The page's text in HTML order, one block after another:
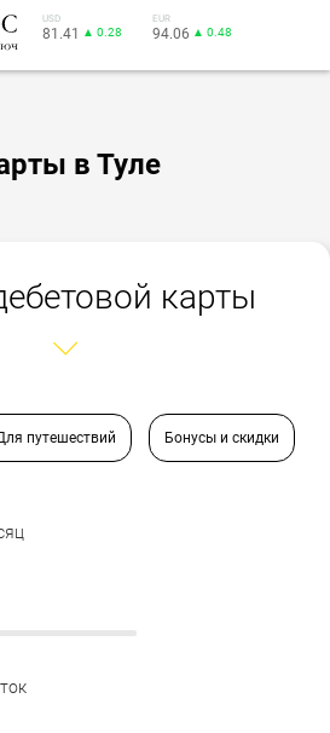
USD
81.41 ▲ 0.28
EUR
94.06 ▲ 0.48
в Туле
карты
путешествий Бонусы и скидки